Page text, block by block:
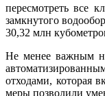
пересмотреть все
замкнутого
30,32 млн
Не менее важным
отходами, которая
меры позволили